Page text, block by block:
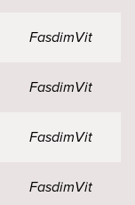
FasdimVit
FasdimVit
FasdimVit
FasdimVit